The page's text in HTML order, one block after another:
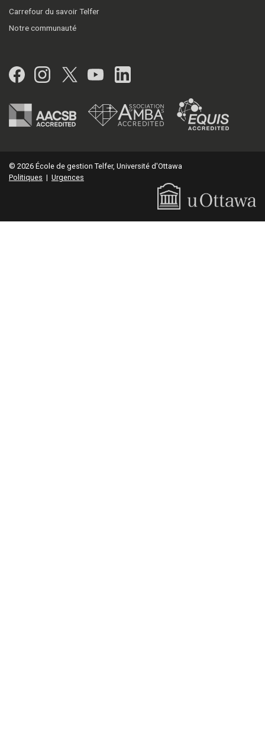
Carrefour du savoir Telfer
Notre communauté
Facebook
Instagram
Twitter
YouTubeLinkedIn
© 2026 École de gestion Telfer, Université d'Ottawa
Politiques | Urgences